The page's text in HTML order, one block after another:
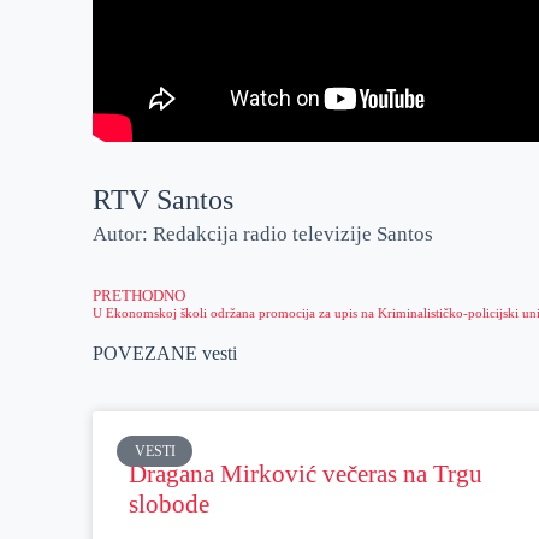
RTV Santos
Autor: Redakcija radio televizije Santos
PRETHODNO
POVEZANE vesti
VESTI
Dragana Mirković večeras na Trgu
slobode